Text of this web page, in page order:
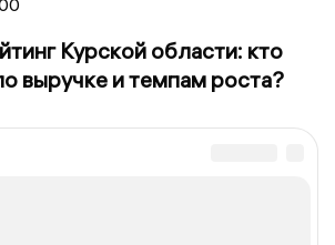
Курской области: кто
выручке и темпам роста?